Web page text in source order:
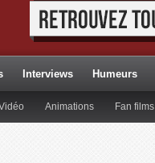
Interviews Humeurs
Animations Fan films